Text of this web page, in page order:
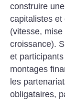
construire
capitalistes et
(vitesse,
croissance).
et
montages
les
obligataires,